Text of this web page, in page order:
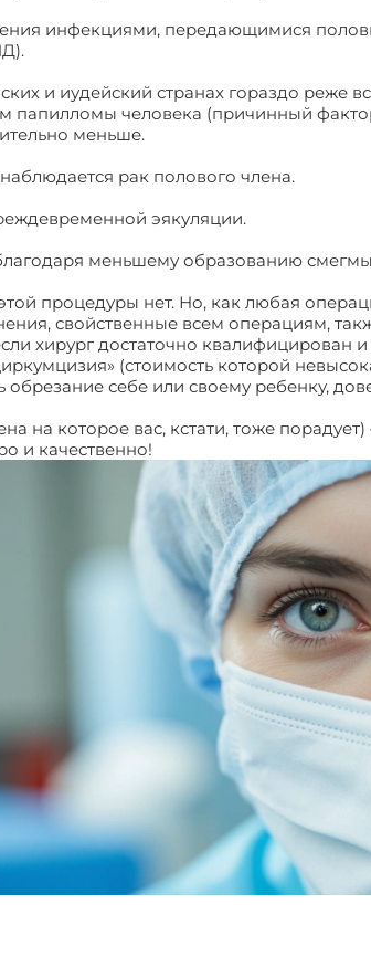
инфекциями, передающимися
и иудейский странах гораздо реже
папилломы человека (причинный
меньше.
рак полового члена.
эякуляции.
благодаря меньшему образованию
процедуры нет. Но, как любая
свойственные всем операциям,
хирург достаточно
(стоимость которой
обрезание себе или своему ребенку,
на которое вас, кстати, тоже
и качественно!